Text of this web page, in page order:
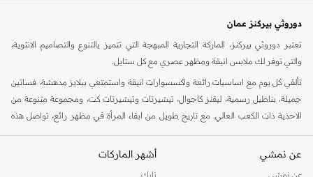
دوروثي بيركنز عمان
تعتبر دوروثي بيركنز، الماركة التجارية المبهجة التي تتميز بالتنوع والتصاميم الانثوية،
والتي توفر لك ملابس انيقة ومظهر عصري مع كل ستايل.
تألقي كل يوم مع اساسيات رائعة واكسسوارات انيقة واستمتعي ببلايز مدهشة، فساتين
جميلة، بناطيل رسمية، ليقنز كاجوال، تيشيرتات وتيشيرتات كت، ومجموعة متنوعة من
الاحذية ذات الكعب العالي. مع تاريخ طويل من ابقاء المرأة في مظهر رائع، تواصل هذه
كنت تقومين بتجديد خزانة ملابسك الملائمة للعمل، البحث عن فستان مثالي للحفلات او
عن نمشي
عن نمشي
أشهر الماركات
نايك